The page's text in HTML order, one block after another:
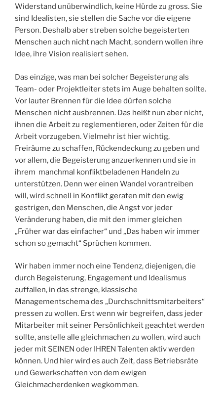
Widerstand unüberwindlich, keine Hürde zu gross. Sie
sind Idealisten, sie stellen die Sache vor die eigene
Person. Deshalb aber streben solche begeisterten
Menschen auch nicht nach Macht, sondern wollen ihre
Idee, ihre Vision realisiert sehen.
Das einzige, was man bei solcher Begeisterung als
Team- oder Projektleiter stets im Auge behalten sollte.
Vor lauter Brennen für die Idee dürfen solche
Menschen nicht ausbrennen. Das heißt nun aber nicht,
ihnen die Arbeit zu reglementieren, oder Zeiten für die
Arbeit vorzugeben. Vielmehr ist hier wichtig,
Freiräume zu schaffen, Rückendeckung zu geben und
vor allem, die Begeisterung anzuerkennen und sie in
ihrem manchmal konfliktbeladenen Handeln zu
unterstützen. Denn wer einen Wandel vorantreiben
will, wird schnell in Konflikt geraten mit den ewig
gestrigen, den Menschen, die Angst vor jeder
Veränderung haben, die mit den immer gleichen
„Früher war das einfacher“ und „Das haben wir immer
schon so gemacht“ Sprüchen kommen.
Wir haben immer noch eine Tendenz, diejenigen, die
durch Begeisterung, Engagement und Idealismus
auffallen, in das strenge, klassische
Managementschema des „Durchschnittsmitarbeiters“
pressen zu wollen. Erst wenn wir begreifen, dass jeder
Mitarbeiter mit seiner Persönlichkeit geachtet werden
sollte, anstelle alle gleichmachen zu wollen, wird auch
jeder mit SEINEN oder IHREN Talenten aktiv werden
können. Und hier wird es auch Zeit, dass Betriebsräte
und Gewerkschaften von dem ewigen
Gleichmacherdenken wegkommen.